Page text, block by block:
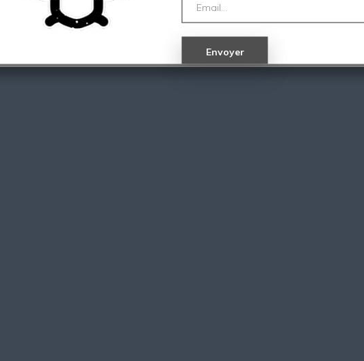
MEGA 2, Le Réveil Du Cygne Noir MEGA 3 : La Danse Des Chacals
25,00